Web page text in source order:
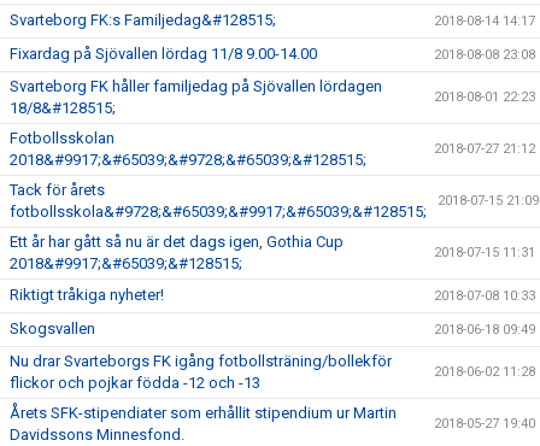
Svarteborg FK:s Familjedag&#128515; 2018-08-14 14:17
Fixardag på Sjövallen lördag 11/8 9.00-14.00 2018-08-08 23:08
Svarteborg FK håller familjedag på Sjövallen lördagen
18/8&#128515;
2018-08-01 22:23
Fotbollsskolan
2018&#9917;&#65039;&#9728;&#65039;&#128515;
2018-07-27 21:12
Tack för årets
fotbollsskola&#9728;&#65039;&#9917;&#65039;&#128515;
2018-07-15 21:09
Ett år har gått så nu är det dags igen, Gothia Cup
2018&#9917;&#65039;&#128515;
2018-07-15 11:31
Riktigt tråkiga nyheter! 2018-07-08 10:33
Skogsvallen 2018-06-18 09:49
Nu drar Svarteborgs FK igång fotbollsträning/bollekför
flickor och pojkar födda -12 och -13
2018-06-02 11:28
Årets SFK-stipendiater som erhållit stipendium ur Martin
Davidssons Minnesfond.
2018-05-27 19:40